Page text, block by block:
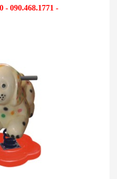
- 090.468.1771 -